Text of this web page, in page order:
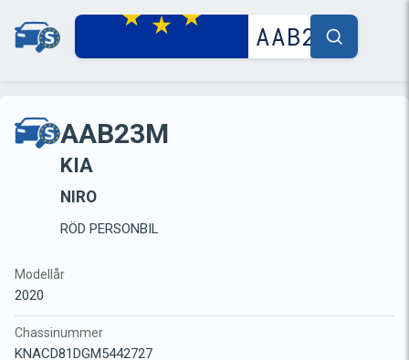
AAB23M
KIA
NIRO
RÖD PERSONBIL
Modellår
2020
Chassinummer
KNACD81DGM5442727